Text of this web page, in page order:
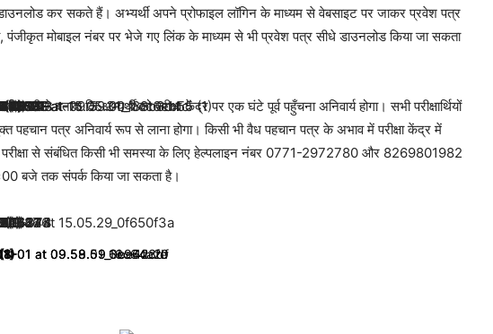
कर सकते हैं। अभ्यर्थी अपने प्रोफाइल लॉगिन के माध्यम से वेबसाइट पर जाकर प्रवेश पत्र
मोबाइल नंबर पर भेजे गए लिंक के माध्यम से भी प्रवेश पत्र सीधे डाउनलोड किया जा सकता
ने बताया कि अभ्यर्थी को परीक्षा केंद्र पर एक घंटे पूर्व पहुँचना अनिवार्य होगा। सभी परीक्षार्थियों
पत्र अनिवार्य रूप से लाना होगा। किसी भी वैध पहचान पत्र के अभाव में परीक्षा केंद्र में
परीक्षा से संबंधित किसी भी समस्या के लिए हेल्पलाइन नंबर 0771-2972780 और 8269801982
बजे तक संपर्क किया जा सकता है।